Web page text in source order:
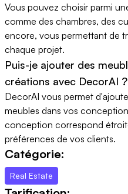
Vous pouvez choisir parmi
comme des chambres, des
encore, vous permettant de
chaque projet.
Puis-je ajouter des
créations avec DecorAI ?
DecorAI vous permet
meubles dans vos
conception correspond
préférences de vos clients.
Catégorie:
Real Estate